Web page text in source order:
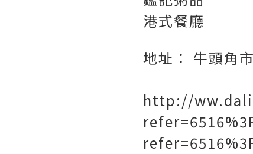
港式餐廳
地址： 牛頭角
http://